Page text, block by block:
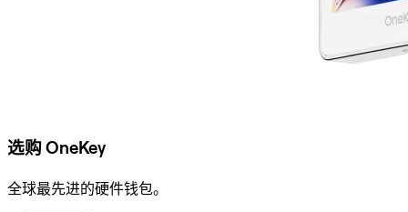
选购 OneKey
全球最先进的硬件钱包。